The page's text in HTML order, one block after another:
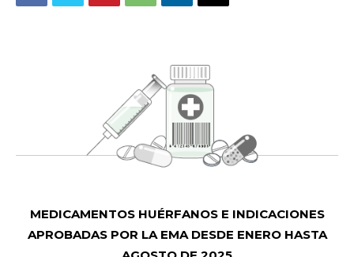
MEDICAMENTOS HUÉRFANOS E INDICACIONES
APROBADAS POR LA EMA DESDE ENERO HASTA